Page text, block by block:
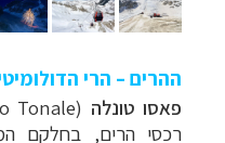
ההרים – הרי
פאסו טונלה (
Tonale
רכסיהרים, בחלקם